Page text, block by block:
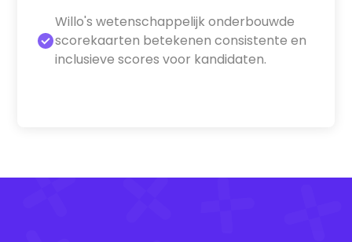
Willo's wetenschappelijk onderbouwde
scorekaarten betekenen consistente en
inclusieve scores voor kandidaten.